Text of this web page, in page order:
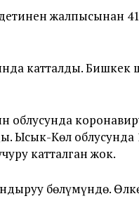
жалпысынан
катталды. Бишкек
облусунда
Ысык-Көл облусунда
катталган жок.
бөлүмүндө.